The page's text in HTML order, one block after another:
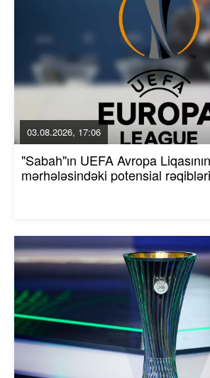
03.08.2026, 17:06
"Sabah"ın UEFA Avropa
mərhələsindəki potensial